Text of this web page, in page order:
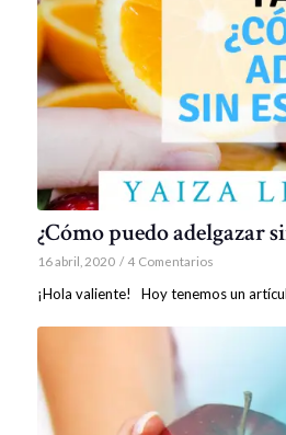
¿Cómo puedo adelgazar
16 abril, 2020 / 4 Comentarios
¡Hola valiente! Hoy tenemos un